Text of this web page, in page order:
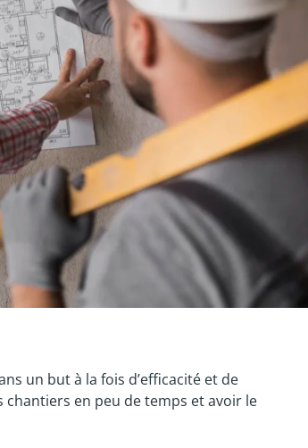
un but à la fois d’efficacité et de
en peu de temps et avoir le